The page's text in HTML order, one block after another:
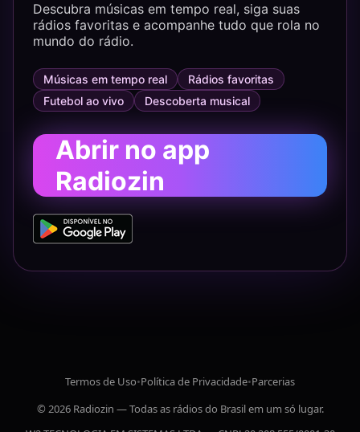
Descubra músicas em tempo real, siga suas
rádios favoritas e acompanhe tudo que rola no
mundo do rádio.
Músicas em tempo real
Rádios favoritas
Futebol ao vivo
Descoberta musical
Abrir no app
Radiozin
Termos de Uso•Política de Privacidade•Parcerias
© 2026 Radiozin — Todas as rádios do Brasil em um só lugar.